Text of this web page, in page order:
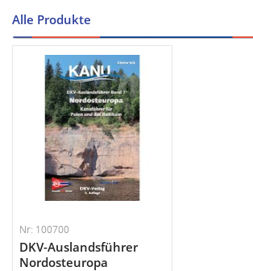
Alle Produkte
Nr: 100700
DKV-Auslandsführer
Nordosteuropa